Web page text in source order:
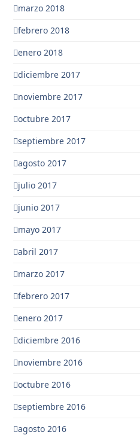
marzo 2018
febrero 2018
enero 2018
diciembre 2017
noviembre 2017
octubre 2017
septiembre 2017
agosto 2017
julio 2017
junio 2017
mayo 2017
abril 2017
marzo 2017
febrero 2017
enero 2017
diciembre 2016
noviembre 2016
octubre 2016
septiembre 2016
agosto 2016